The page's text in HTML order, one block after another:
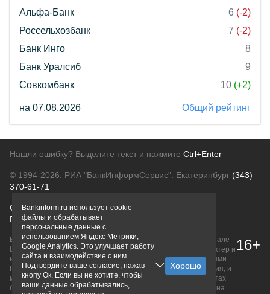
Альфа-Банк
6 (-2)
Россельхозбанк
7 (-2)
Банк Инго
8
Банк Уралсиб
9
Совкомбанк
10 (+2)
на 07.08.2026 Общий рейтинг
Нашли ошибку? Выделите текст и нажмите Ctrl+Enter
© 1994-2026. РИА "БанкИнформСервис". Екатеринбург (343)
370-61-71
О проектеПолитика конфиденциальности
Правовая информацияДля рекламодателей
Вся информация о продуктах банков, размещенная на портале
bankinform.ru, носит исключительно ознакомительный характер и
не является публичной офертой, определяемой положениями
ГК РФ. Информация не содержит точного и полного описания, и
может быть изменена. Конечные условия уточняйте на сайтах
банков или при личном обращении. Исключительное право на
16+
Bankinform.ru использует cookie-
файлы и обрабатывает
персональные данные с
использованием Яндекс Метрики,
Google Analytics. Это улучшает работу
сайта и взаимодействие с ним.
Подтвердите ваше согласие, нажав
кнопу Ок. Если вы не хотите, чтобы
ваши данные обрабатывались,